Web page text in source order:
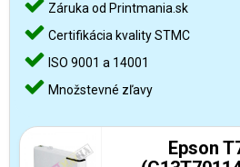
Záruka od Printmania.sk
Certifikácia kvality STMC
ISO 9001 a 14001
Množstevné zľavy
Epson